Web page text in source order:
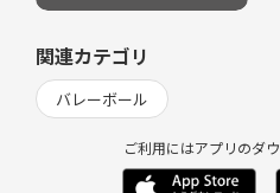
関連カテゴリ
バレーボール
ご利用にはアプリのダ